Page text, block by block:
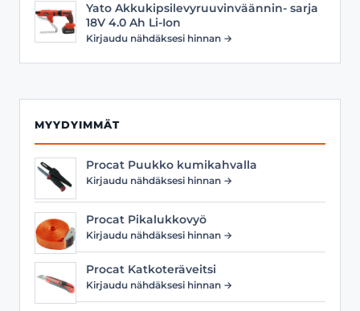
Yato Akkukipsilevyruuvinväännin- sarja
18V 4.0 Ah Li-Ion
Kirjaudu nähdäksesi hinnan →
MYYDYIMMÄT
Procat Puukko kumikahvalla
Kirjaudu nähdäksesi hinnan →
Procat Pikalukkovyö
Kirjaudu nähdäksesi hinnan →
Procat Katkoteräveitsi
Kirjaudu nähdäksesi hinnan →